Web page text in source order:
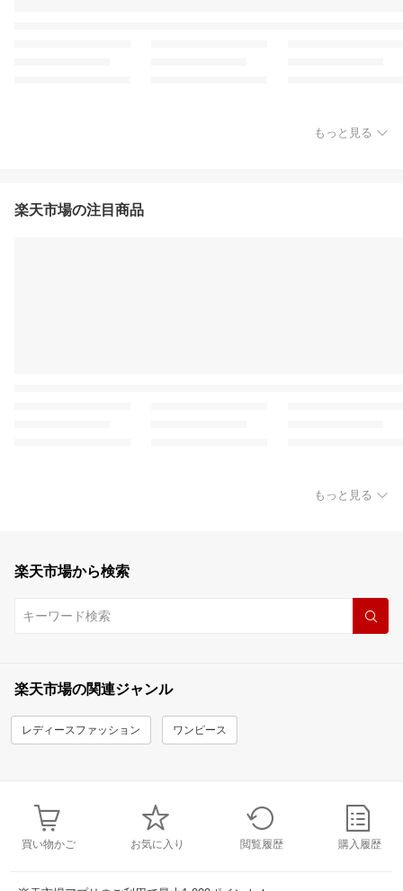
もっと見る
楽天市場の注目商品
もっと見る
楽天市場から検索
楽天市場の関連ジャンル
レディースファッション ワンピース
買い物かご お気に入り 閲覧履歴 購入履歴